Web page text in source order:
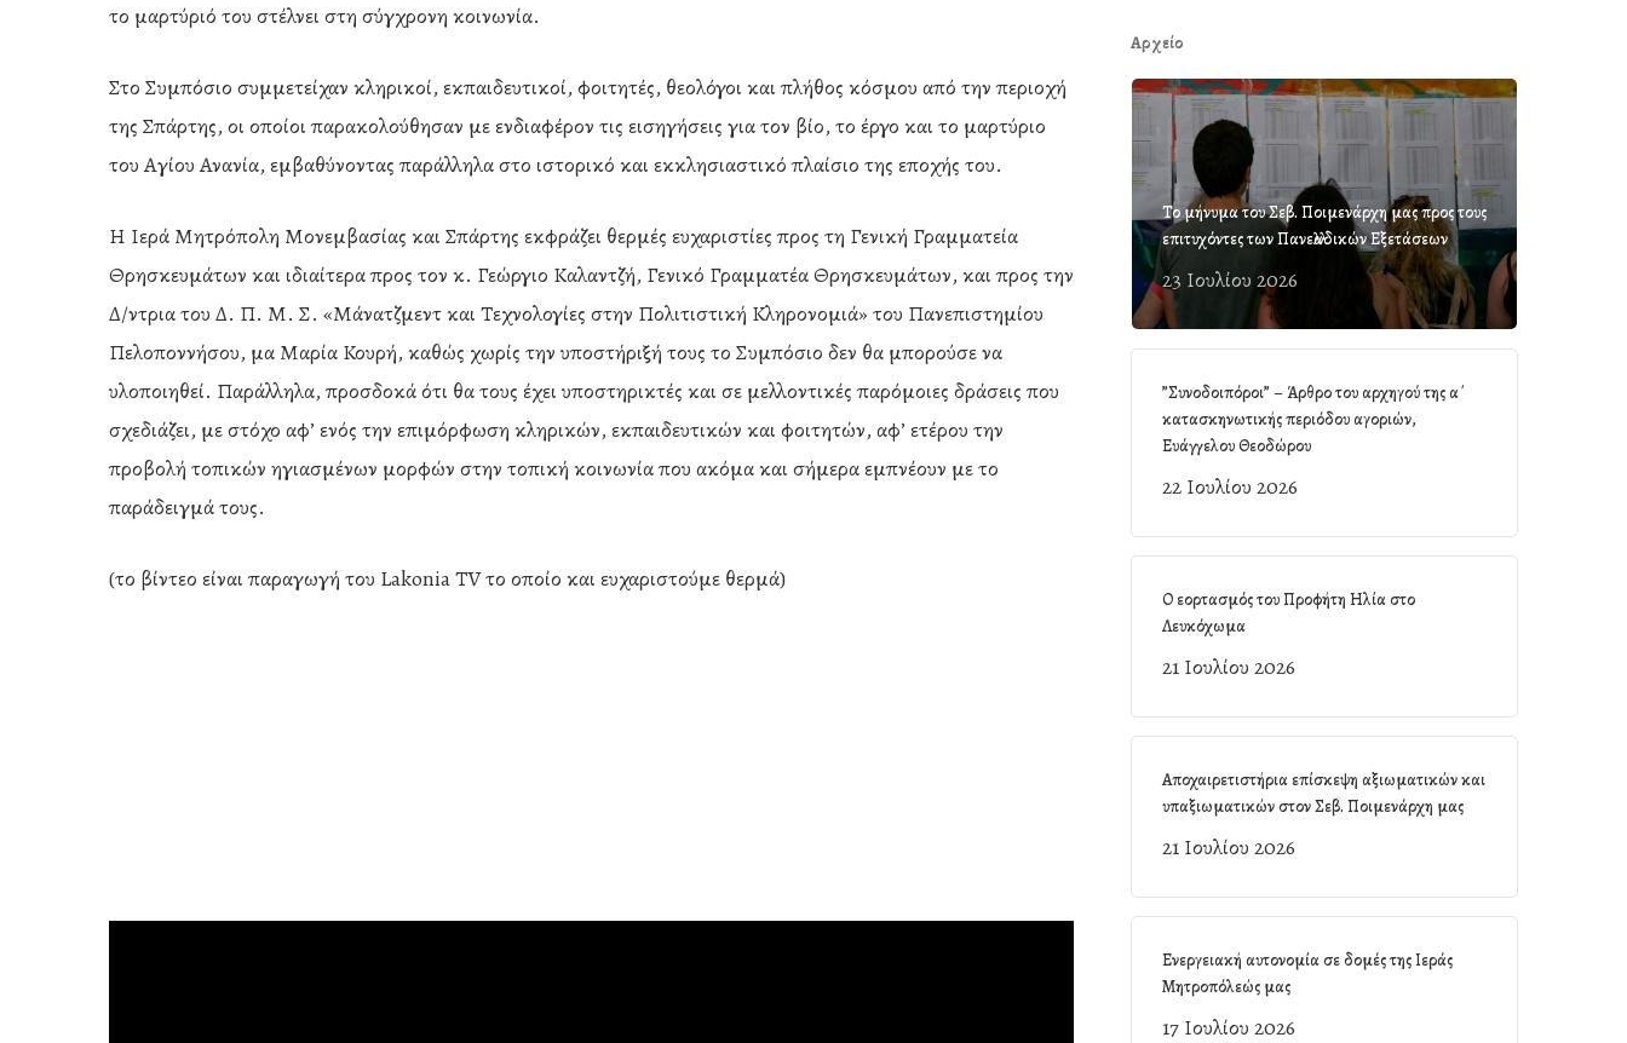
το μαρτύριό του στέλνει στη σύγχρονη κοινωνία.
Στο Συμπόσιο συμμετείχαν κληρικοί, εκπαιδευτικοί, φοιτητές, θεολόγοι και πλήθος κόσμου από την περιοχή
της Σπάρτης, οι οποίοι παρακολούθησαν με ενδιαφέρον τις εισηγήσεις για τον βίο, το έργο και το μαρτύριο
του Αγίου Ανανία, εμβαθύνοντας παράλληλα στο ιστορικό και εκκλησιαστικό πλαίσιο της εποχής του.
Η Ιερά Μητρόπολη Μονεμβασίας και Σπάρτης εκφράζει θερμές ευχαριστίες προς τη Γενική Γραμματεία
Θρησκευμάτων και ιδιαίτερα προς τον κ. Γεώργιο Καλαντζή, Γενικό Γραμματέα Θρησκευμάτων, και προς την
Δ/ντρια του Δ. Π. Μ. Σ. «Μάνατζμεντ και Τεχνολογίες στην Πολιτιστική Κληρονομιά» του Πανεπιστημίου
Πελοποννήσου, μα Μαρία Κουρή, καθώς χωρίς την υποστήριξή τους το Συμπόσιο δεν θα μπορούσε να
υλοποιηθεί. Παράλληλα, προσδοκά ότι θα τους έχει υποστηρικτές και σε μελλοντικές παρόμοιες δράσεις που
σχεδιάζει, με στόχο αφ’ ενός την επιμόρφωση κληρικών, εκπαιδευτικών και φοιτητών, αφ’ ετέρου την
προβολή τοπικών ηγιασμένων μορφών στην τοπική κοινωνία που ακόμα και σήμερα εμπνέουν με το
παράδειγμά τους.
(το βίντεο είναι παραγωγή του Lakonia ΤV το οποίο και ευχαριστούμε θερμά)
Αρχείο
Το μήνυμα του Σεβ. Ποιμενάρχη μας προς τους
επιτυχόντες των Πανελλαδικών Εξετάσεων
23 Ιουλίου 2026
”Συνοδοιπόροι” – Άρθρο του αρχηγού της α΄
κατασκηνωτικής περιόδου αγοριών,
Ευάγγελου Θεοδώρου
22 Ιουλίου 2026
Ο εορτασμός του Προφήτη Ηλία στο
Λευκόχωμα
21 Ιουλίου 2026
Αποχαιρετιστήρια επίσκεψη αξιωματικών και
υπαξιωματικών στον Σεβ. Ποιμενάρχη μας
21 Ιουλίου 2026
Ενεργειακή αυτονομία σε δομές της Ιεράς
Μητροπόλεώς μας
17 Ιουλίου 2026